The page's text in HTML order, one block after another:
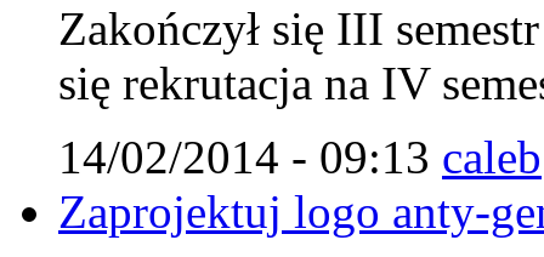
Zakończył się III
się rekrutacja na IV
14/02/2014 - 09:13 caleb
Zaprojektuj logo anty-